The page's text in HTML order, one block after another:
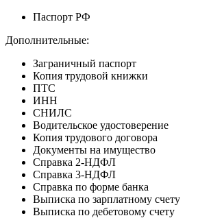
Паспорт РФ
Дополнительные:
Заграничный паспорт
Копия трудовой книжки
ПТС
ИНН
СНИЛС
Водительское удостоверение
Копия трудового договора
Документы на имущество
Справка 2-НДФЛ
Справка 3-НДФЛ
Справка по форме банка
Выписка по зарплатному счету
Выписка по дебетовому счету